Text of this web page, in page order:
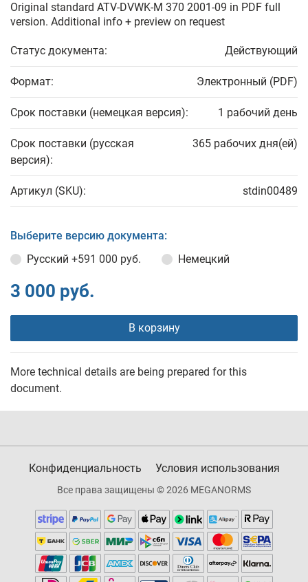
Original standard ATV-DVWK-M 370 2001-09 in PDF full
version. Additional info + preview on request
Статус документа: Действующий
Формат: Электронный (PDF)
Срок поставки (немецкая версия): 1 рабочий день
Срок поставки (русская
версия):
365 рабочих дня(ей)
Артикул (SKU): stdin00489
Выберите версию документа:
Русский +591 000 руб. Немецкий
3 000 руб.
В корзину
More technical details are being prepared for this
document.
Конфиденциальность Условия использования
Все права защищены © 2026 MEGANORMS